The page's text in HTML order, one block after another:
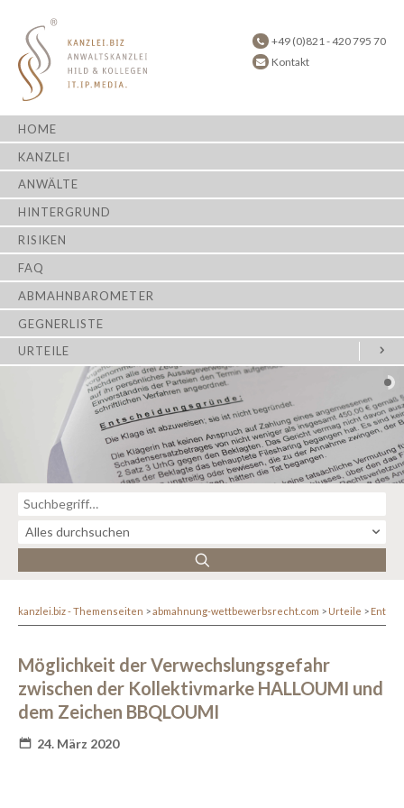
+49 (0)821 - 420 795 70
Kontakt
HOME
KANZLEI
ANWÄLTE
HINTERGRUND
RISIKEN
FAQ
ABMAHNBAROMETER
GEGNERLISTE
URTEILE
kanzlei.biz - Themenseiten abmahnung-wettbewerbsrecht.com Urteile
Möglichkeit der Verwechslungsgefahr
zwischen der Kollektivmarke HALLOUMI und
dem Zeichen BBQLOUMI
24. März 2020